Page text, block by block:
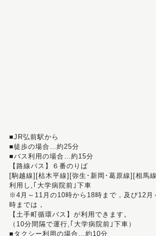
■JR弘前駅から
■徒歩の場合…約25分
■バス利用の場合…約15分
【路線バス】６番のりば
[駒越線][枯木平線][弥生･新岡･葛原線][相馬
利用し,｢大学病院前｣下車
※4月～11月の10時から18時まで，及び12月
時までは，
【土手町循環バス】が利用できます。
（10分間隔で運行,｢大学病院前｣下車）
■タクシー利用の場合…約10分